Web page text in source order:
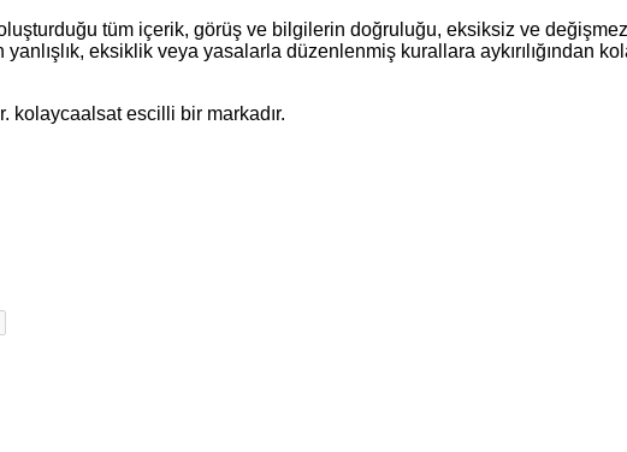
tüm içerik, görüş ve bilgilerin doğruluğu, eksiksiz ve
eksiklik veya yasalarla düzenlenmiş kurallara aykırılığından
kolaycaalsat escilli bir markadır.